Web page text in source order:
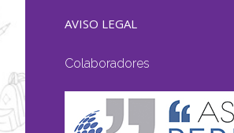
AVISO LEGAL
Colaboradores